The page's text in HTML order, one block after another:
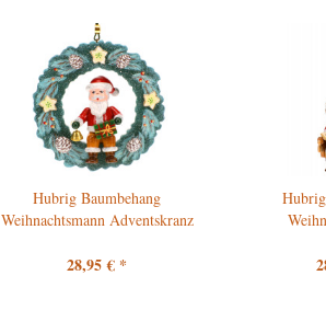
Hubrig Baumbehang
Weihnachtsmann Adventskranz
28,95 € *